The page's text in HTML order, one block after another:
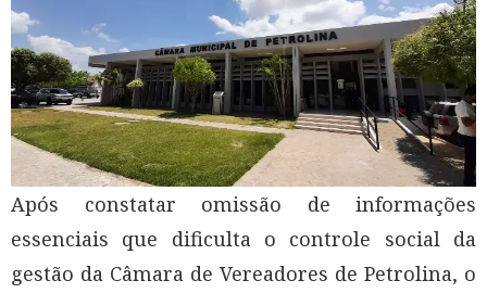
Após constatar omissão de informações
essenciais que dificulta o controle social da
gestão da Câmara de Vereadores de Petrolina, o